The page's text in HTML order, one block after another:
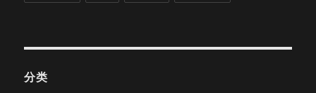
分类